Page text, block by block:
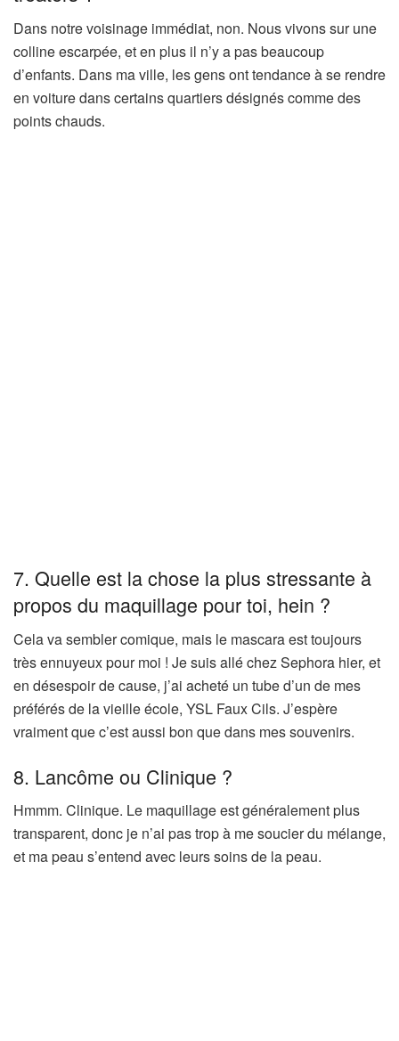
Dans notre voisinage immédiat, non. Nous vivons sur une
colline escarpée, et en plus il n’y a pas beaucoup
d’enfants. Dans ma ville, les gens ont tendance à se rendre
en voiture dans certains quartiers désignés comme des
points chauds.
7. Quelle est la chose la plus stressante à
propos du maquillage pour toi, hein ?
Cela va sembler comique, mais le mascara est toujours
très ennuyeux pour moi ! Je suis allé chez Sephora hier, et
en désespoir de cause, j’ai acheté un tube d’un de mes
préférés de la vieille école, YSL Faux Cils. J’espère
vraiment que c’est aussi bon que dans mes souvenirs.
8. Lancôme ou Clinique ?
Hmmm. Clinique. Le maquillage est généralement plus
transparent, donc je n’ai pas trop à me soucier du mélange,
et ma peau s’entend avec leurs soins de la peau.